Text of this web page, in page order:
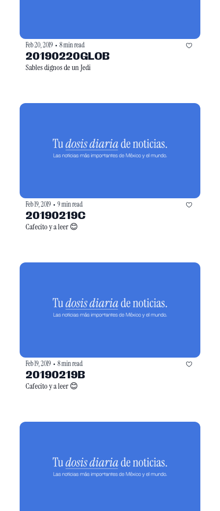
Feb 20, 2019 • 8 min read
20190220GLOB
Sables dignos de un Jedi
Feb 19, 2019 • 9 min read
20190219C
Cafecito y a leer 😊
Feb 19, 2019 • 8 min read
20190219B
Cafecito y a leer 😊